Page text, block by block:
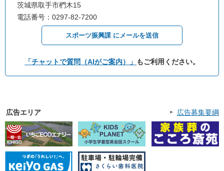
茨城県取手市椚木15
電話番号：0297-82-7200
スポーツ振興課 にメールを送信
「チャットで質問（AIがご案内）」 もご利用ください。
広告エリア 広告募集要綱